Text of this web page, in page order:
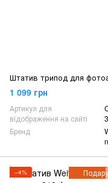
1 099 грн
Артикул для
відображення на сайті
Бренд
−4%